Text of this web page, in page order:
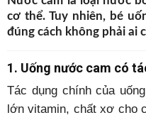
cơ thể. Tuy nhiên, bé
đúng cách không phải ai
1. Uống nước cam có
Tác dụng chính của
lớn vitamin, chất xơ cho